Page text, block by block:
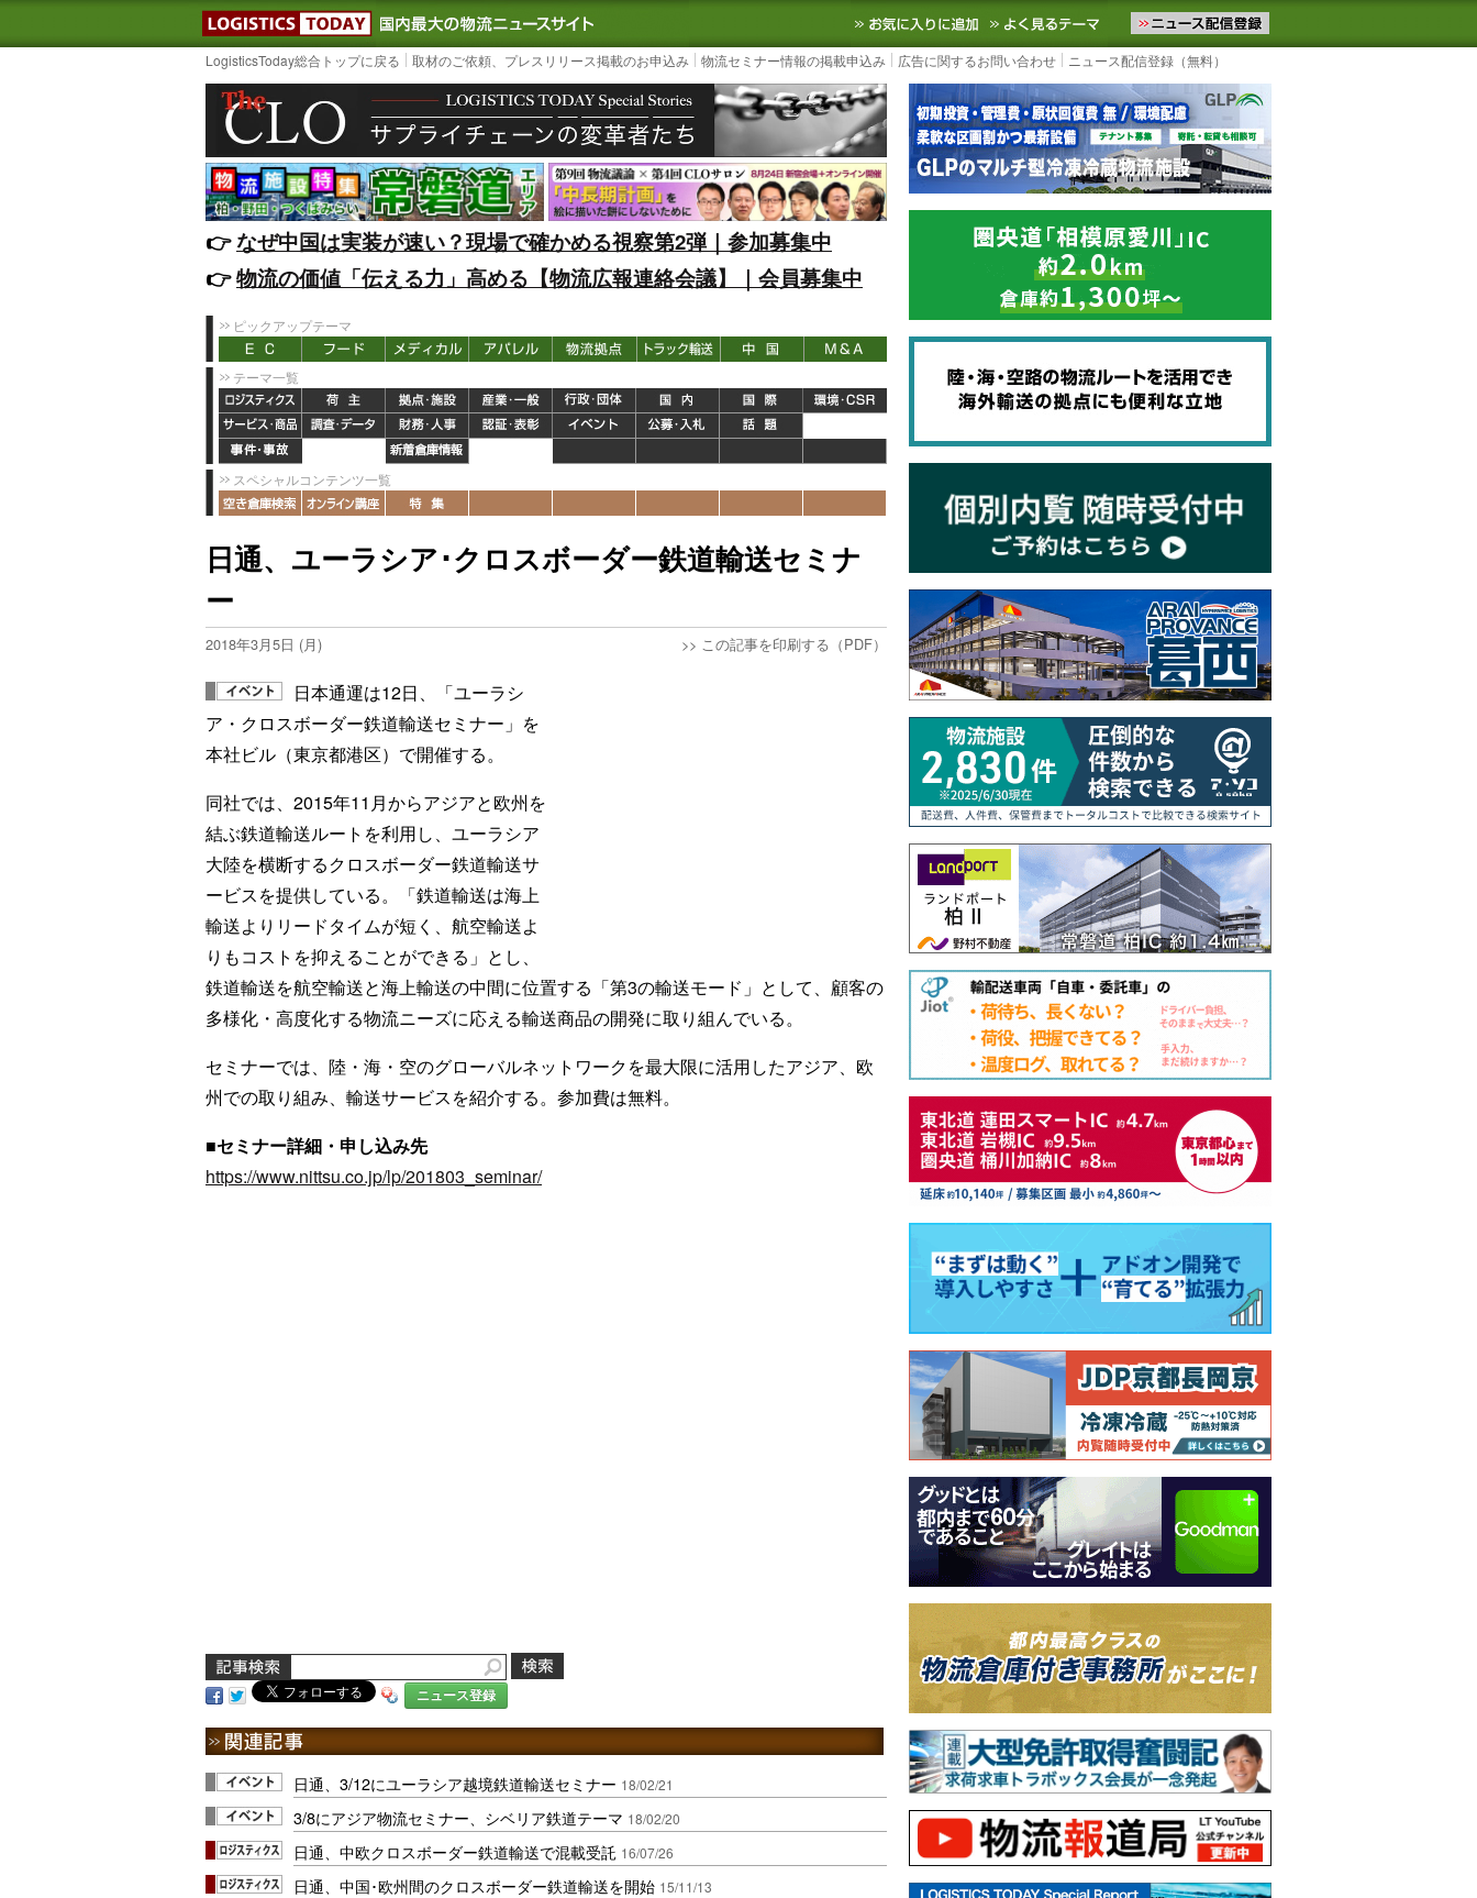
LOGISTICS TODAY｜国内最大の物流ニュースサイト3PL, SCMなど国内外の最新の物流ニュースをお届けします。物流ニュースメール配信を登録す
お気に入りに追加 よく見るテーマ
LogisticsToday総合トップに戻る 取材のご依頼、プレスリリース掲載のお申込み 物流セミナー情報の掲載申込み 広告に関するお問い合わせ ニュース配信登録（無料）
👉️なぜ中国は実装が速い？現場で確かめる視察第2弾｜参加募集中
👉️物流の価値「伝える力」高める【物流広報連絡会議】｜会員募集中
ピックアップテーマ
テーマ一覧
スペシャルコンテンツ一覧
日通、ユーラシア･クロスボーダー鉄道輸送セミナ
ー
2018年3月5日 (月) >> この記事を印刷する（PDF）
日本通運は12日、「ユーラシ
ア・クロスボーダー鉄道輸送セミナー」を
本社ビル（東京都港区）で開催する。
同社では、2015年11月からアジアと欧州を
結ぶ鉄道輸送ルートを利用し、ユーラシア
大陸を横断するクロスボーダー鉄道輸送サ
ービスを提供している。「鉄道輸送は海上
輸送よりリードタイムが短く、航空輸送よ
りもコストを抑えることができる」とし、
鉄道輸送を航空輸送と海上輸送の中間に位置する「第3の輸送モード」として、顧客の
多様化・高度化する物流ニーズに応える輸送商品の開発に取り組んでいる。
セミナーでは、陸・海・空のグローバルネットワークを最大限に活用したアジア、欧
州での取り組み、輸送サービスを紹介する。参加費は無料。
■セミナー詳細・申し込み先
https://www.nittsu.co.jp/lp/201803_seminar/
ニュース登録
日通、3/12にユーラシア越境鉄道輸送セミナー 18/02/21
3/8にアジア物流セミナー、シベリア鉄道テーマ 18/02/20
日通、中欧クロスボーダー鉄道輸送で混載受託 16/07/26
日通、中国･欧州間のクロスボーダー鉄道輸送を開始 15/11/13